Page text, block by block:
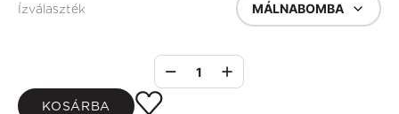
Ízválaszték MÁLNABOMBA
1
KOSÁRBA